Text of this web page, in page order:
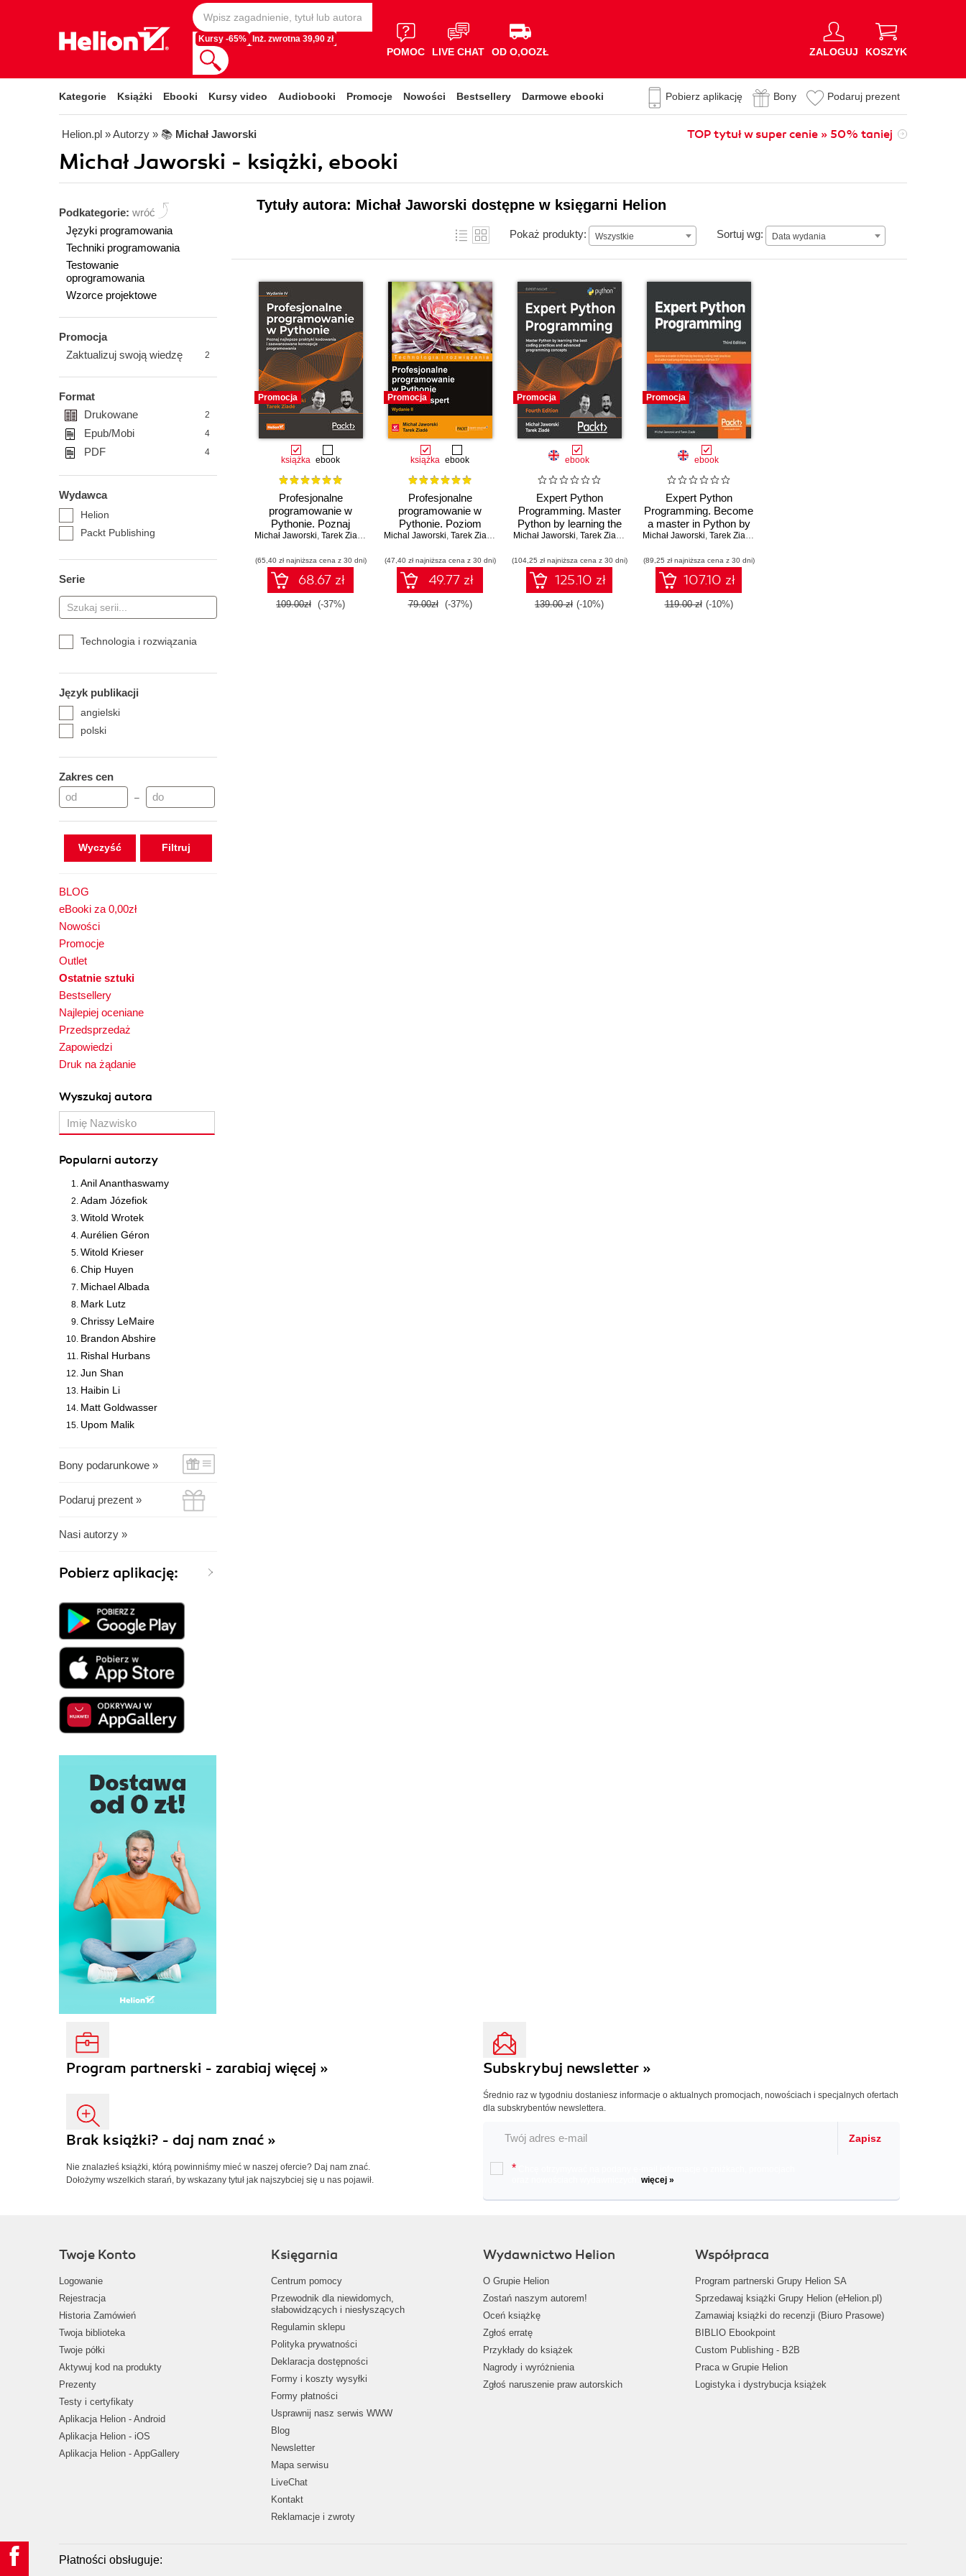
Kursy -65% Inż. zwrotna 39,90 zł
POMOC LIVE CHAT OD O,OOZŁ ZALOGUJ KOSZYK
Kategorie Książki Ebooki Kursy video Audiobooki Promocje Nowości Bestsellery Darmowe ebooki Pobierz aplikację Bony Podaruj prezent
Helion.pl » Autorzy » 📚 Michał Jaworski TOP tytuł w super cenie » 50% taniej
Michał Jaworski - książki, ebooki
Podkategorie: wróć
Języki programowania
Techniki programowania
Testowanie
oprogramowania
Wzorce projektowe
Promocja
Zaktualizuj swoją wiedzę
2
Format
Drukowane
2
Epub/Mobi 4
PDF 4
Wydawca
Helion
Packt Publishing
Serie
Technologia i rozwiązania
Język publikacji
angielski
polski
Zakres cen
–
Wyczyść
BLOG
eBooki za 0,00zł
Nowości
Promocje
Outlet
Ostatnie sztuki
Bestsellery
Najlepiej oceniane
Przedsprzedaż
Zapowiedzi
Druk na żądanie
Wyszukaj autora
Popularni autorzy
Anil Ananthaswamy
Adam Józefiok
Witold Wrotek
Aurélien Géron
Witold Krieser
Chip Huyen
Michael Albada
Mark Lutz
Chrissy LeMaire
Brandon Abshire
Rishal Hurbans
Jun Shan
Haibin Li
Matt Goldwasser
Upom Malik
Bony podarunkowe »
Podaruj prezent »
Nasi autorzy »
Pobierz aplikację:
Tytuły autora: Michał Jaworski dostępne w księgarni Helion
Pokaż produkty: Wszystkie Sortuj wg: Data wydania
Data wydania
Promocja
książka ebook
Profesjonalne
programowanie w
Pythonie. Poznaj
najlepsze praktyki
zaawansowane
koncepcje
programowania.
Wydanie IV
Michał Jaworski, Tarek Ziadé
(65,40 zł najniższa cena z 30 dni)
68.67 zł
109.00zł (-37%)
Promocja
książka ebook
Profesjonalne
programowanie w
Pythonie. Poziom
ekspert. Wydanie II
Michal Jaworski, Tarek Ziade
(47,40 zł najniższa cena z 30 dni)
49.77 zł
79.00zł (-37%)
Promocja
ebook
Expert Python
Programming. Master
Python by learning the
best coding practices
programming concepts
- Fourth Edition
Michał Jaworski, Tarek Ziade Tarek Ziadé
(104,25 zł najniższa cena z 30 dni)
125.10 zł
139.00 zł (-10%)
Promocja
ebook
Expert Python
Programming. Become
a master in Python by
learning coding best
programming concepts
in Python 3.7 - Third
Edition
Michał Jaworski, Tarek Ziadé
(89,25 zł najniższa cena z 30 dni)
107.10 zł
119.00 zł (-10%)
Program partnerski - zarabiaj więcej »
Brak książki? - daj nam znać »
Nie znalazłeś książki, którą powinniśmy mieć w naszej ofercie? Daj nam znać.
Dołożymy wszelkich starań, by wskazany tytuł jak najszybciej się u nas pojawił.
Subskrybuj newsletter »
Średnio raz w tygodniu dostaniesz informacje o aktualnych promocjach, nowościach i specjalnych ofertach
dla subskrybentów newslettera.
Zapisz
*
więcej »
Twoje Konto
Logowanie
Rejestracja
Historia Zamówień
Twoja biblioteka
Twoje półki
Aktywuj kod na produkty
Prezenty
Testy i certyfikaty
Aplikacja Helion - Android
Aplikacja Helion - iOS
Aplikacja Helion - AppGallery
Księgarnia
Centrum pomocy
Przewodnik dla niewidomych,
słabowidzących i niesłyszących
Regulamin sklepu
Polityka prywatności
Deklaracja dostępności
Formy i koszty wysyłki
Formy płatności
Usprawnij nasz serwis WWW
Blog
Newsletter
Mapa serwisu
LiveChat
Kontakt
Reklamacje i zwroty
Wydawnictwo Helion
O Grupie Helion
Zostań naszym autorem!
Oceń książkę
Zgłoś erratę
Przykłady do książek
Nagrody i wyróżnienia
Zgłoś naruszenie praw autorskich
Współpraca
Program partnerski Grupy Helion SA
Sprzedawaj książki Grupy Helion (eHelion.pl)
Zamawiaj książki do recenzji (Biuro Prasowe)
BIBLIO Ebookpoint
Custom Publishing - B2B
Praca w Grupie Helion
Logistyka i dystrybucja książek
Płatności obsługuje: